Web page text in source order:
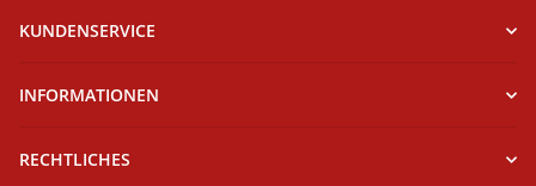
KUNDENSERVICE
INFORMATIONEN
RECHTLICHES